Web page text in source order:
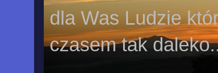
dla Was Ludzie
czasem tak